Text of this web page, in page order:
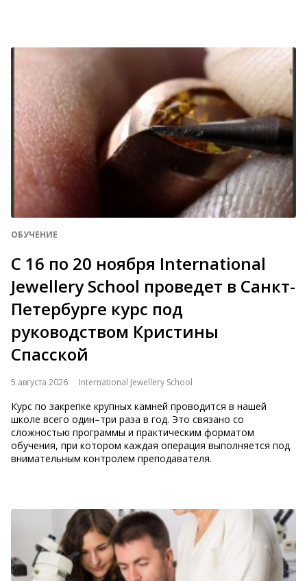
ОБУЧЕНИЕ
С 16 по 20 ноября International
Jewellery School проведет в Санкт-
Петербурге курс под
руководством Кристины
Спасской
5 августа 2026 International Jewellery School
Курс по закрепке крупных камней проводится в нашей
школе всего один–три раза в год. Это связано со
сложностью программы и практическим форматом
обучения, при котором каждая операция выполняется под
внимательным контролем преподавателя.